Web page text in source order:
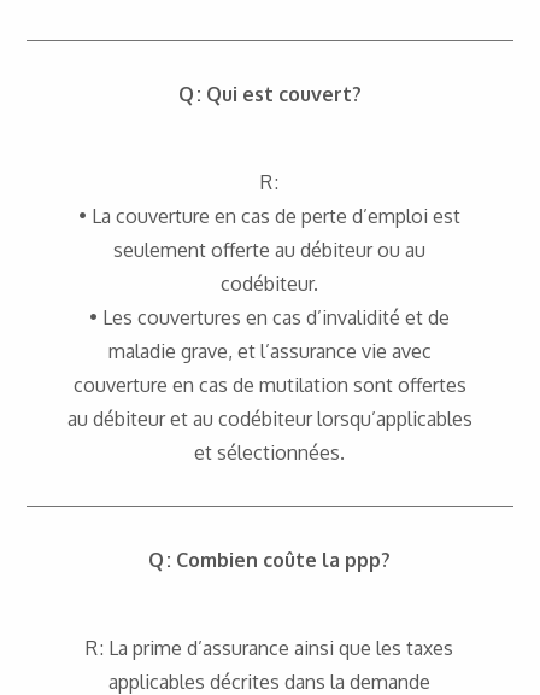
Q : Qui est couvert?
R :
• La couverture en cas de perte d’emploi est
seulement offerte au débiteur ou au
codébiteur.
• Les couvertures en cas d’invalidité et de
maladie grave, et l’assurance vie avec
couverture en cas de mutilation sont offertes
au débiteur et au codébiteur lorsqu’applicables
et sélectionnées.
Q : Combien coûte la ppp?
R : La prime d’assurance ainsi que les taxes
applicables décrites dans la demande